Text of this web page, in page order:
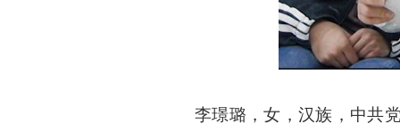
李璟璐，女，汉族，中共党